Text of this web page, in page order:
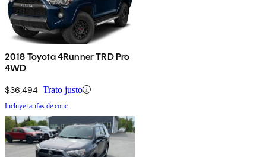
2018 Toyota 4Runner TRD Pro
4WD
$36,494 Trato justo
Incluye tarifas de conc.